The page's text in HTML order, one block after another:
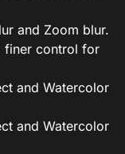
and Zoom blur.
finer control for
and Watercolor
and Watercolor